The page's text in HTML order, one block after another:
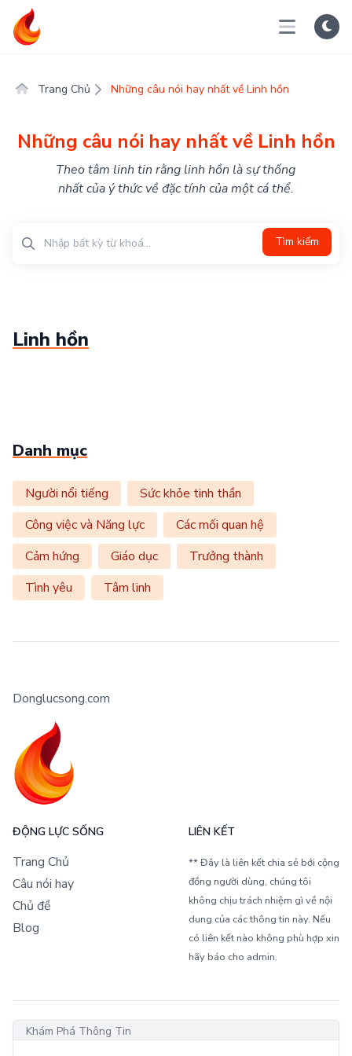
Trang Chủ Những câu nói hay nhất về Linh hồn
Những câu nói hay nhất về Linh hồn
Theo tâm linh tin rằng linh hồn là sự thống
nhất của ý thức về đặc tính của một cá thể.
Tìm kiếm
Linh hồn
Danh mục
Người nổi tiếng
Sức khỏe tinh thần
Công việc và Năng lực
Các mối quan hệ
Cảm hứng
Giáo dục
Trưởng thành
Tình yêu
Tâm linh
Donglucsong.com
ĐỘNG LỰC SỐNG
Trang Chủ
Câu nói hay
Chủ đề
Blog
LIÊN KẾT
** Đây là liên kết chia sẻ bới cộng
đồng người dùng, chúng tôi
không chịu trách nhiệm gì về nội
dung của các thông tin này. Nếu
có liên kết nào không phù hợp xin
hãy báo cho admin.
Khám Phá Thông Tin